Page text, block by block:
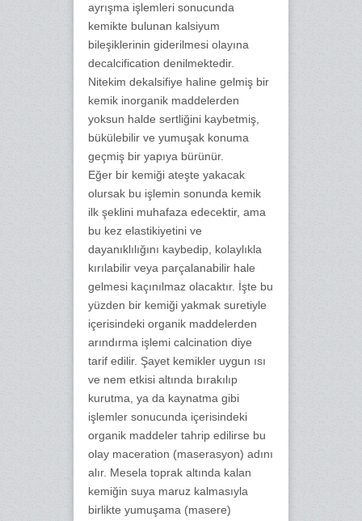
ayrışma işlemleri sonucunda
kemikte bulunan kalsiyum
bileşiklerinin giderilmesi olayına
decalcification denilmektedir.
Nitekim dekalsifiye haline gelmiş bir
kemik inorganik maddelerden
yoksun halde sertliğini kaybetmiş,
bükülebilir ve yumuşak konuma
geçmiş bir yapıya bürünür.
Eğer bir kemiği ateşte yakacak
olursak bu işlemin sonunda kemik
ilk şeklini muhafaza edecektir, ama
bu kez elastikiyetini ve
dayanıklılığını kaybedip, kolaylıkla
kırılabilir veya parçalanabilir hale
gelmesi kaçınılmaz olacaktır. İşte bu
yüzden bir kemiği yakmak suretiyle
içerisindeki organik maddelerden
arındırma işlemi calcination diye
tarif edilir. Şayet kemikler uygun ısı
ve nem etkisi altında bırakılıp
kurutma, ya da kaynatma gibi
işlemler sonucunda içerisindeki
organik maddeler tahrip edilirse bu
olay maceration (maserasyon) adını
alır. Mesela toprak altında kalan
kemiğin suya maruz kalmasıyla
birlikte yumuşama (masere)